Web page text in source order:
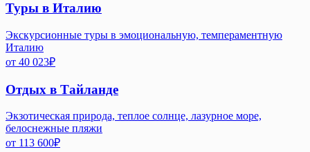
Туры в Италию
Экскурсионные туры в эмоциональную, темпераментную
Италию
от 40 023₽
Отдых в Тайланде
Экзотическая природа, теплое солнце, лазурное море,
белоснежные пляжи
от 113 600₽